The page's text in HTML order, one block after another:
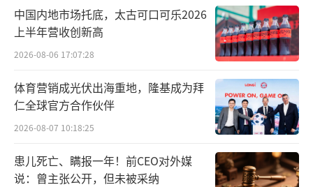
官网公示仅是表层变化，更深层的调整在
后台展开。据了解，同样已有保险公司启动了
针对代理人的专项培训计划，涵盖内部合规轮
训与外部资质认证培训。此类培训紧密围绕P1
—P5产品分级逻辑及适当性评估要点设计，尤
其加大了法律法规与合规内容的考核权重，旨
级产品的销售授权。
中国内地市场托底，太古可口可乐2026
上半年营收创新高
2026-08-06 17:07:28
体育营销成光伏出海重地，隆基成为拜
仁全球官方合作伙伴
2026-08-07 10:18:25
患儿死亡、瞒报一年！前CEO对外媒
说：曾主张公开，但未被采纳